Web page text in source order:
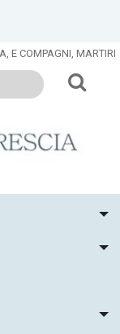
E COMPAGNI, MARTIRI